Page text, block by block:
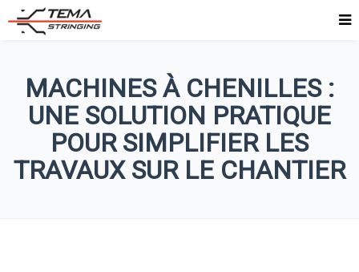
MACHINES À CHENILLES :
UNE SOLUTION PRATIQUE
POUR SIMPLIFIER LES
TRAVAUX SUR LE CHANTIER